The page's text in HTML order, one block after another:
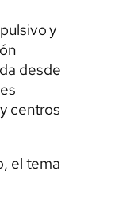
y
desde
centros
el tema